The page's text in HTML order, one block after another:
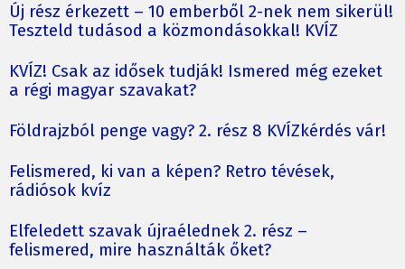
Új rész érkezett – 10 emberből 2-nek nem sikerül!
Teszteld tudásod a közmondásokkal! KVÍZ
KVÍZ! Csak az idősek tudják! Ismered még ezeket
a régi magyar szavakat?
Földrajzból penge vagy? 2. rész 8 KVÍZkérdés vár!
Felismered, ki van a képen? Retro tévések,
rádiósok kvíz
Elfeledett szavak újraélednek 2. rész –
felismered, mire használták őket?